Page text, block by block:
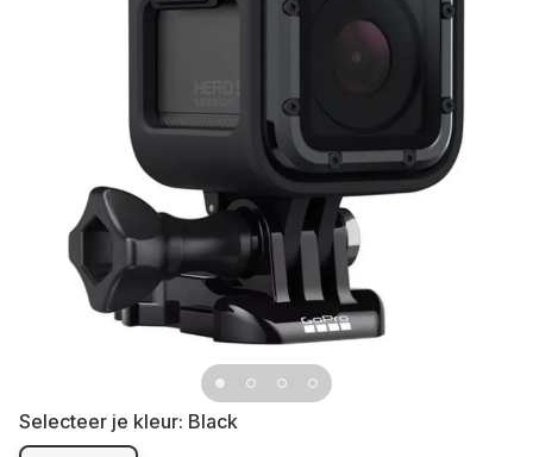
Selecteer je kleur: Black